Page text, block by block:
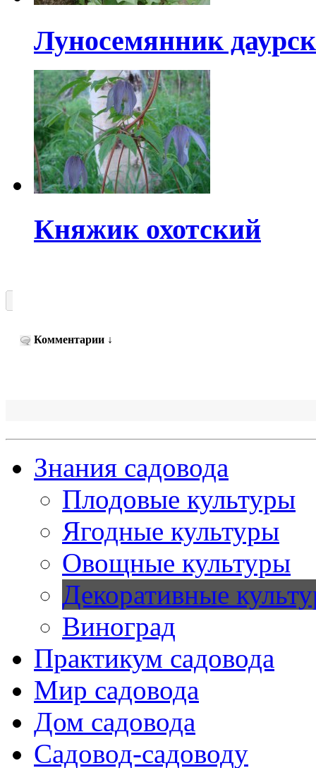
Луносемянник
Княжик охотский
Комментарии ↓
Знания садовода
Плодовые культуры
Ягодные культуры
Овощные культуры
Декоративные
Виноград
Практикум садовода
Мир садовода
Дом садовода
Садовод-садоводу